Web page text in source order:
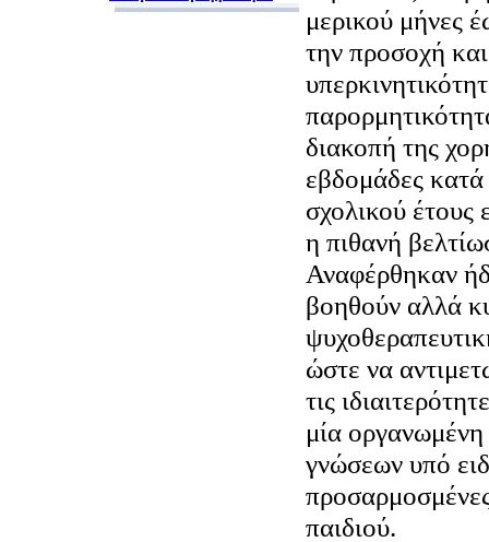
μερικού μήνες
την προσοχή
διακοπή της
εβδομάδες κατά
σχολικού έτους
η πιθανή
Αναφέρθηκαν
βοηθούν αλλά
ώστε να
τις
μία
γνώσεων υπό
παιδιού.